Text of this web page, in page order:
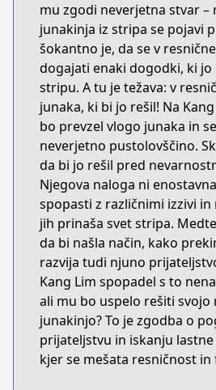
mu zgodi neverjetna stvar –
junakinja iz stripa se pojavi
šokantno je, da se v
dogajati enaki dogodki, ki
stripu. A tu je težava: v
junaka, ki bi jo rešil! Na
bo prevzel vlogo junaka in
neverjetno pustolovščino.
da bi jo rešil pred
Njegova naloga ni
spopasti z različnimi izzivi
jih prinaša svet stripa.
da bi našla način, kako
razvija tudi njuno
Kang Lim spopadel s to
ali mu bo uspelo rešiti svojo
junakinjo? To je zgodba o
prijateljstvu in iskanju lastne
kjer se mešata resničnost in